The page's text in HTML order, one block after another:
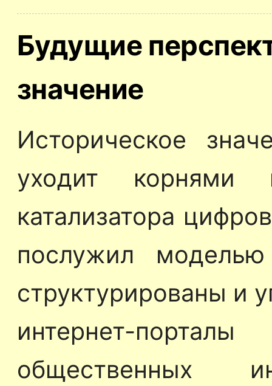
Будущие
значение
Историческое
уходит
катализатора
послужил
структурированы и
интернет-
общественных